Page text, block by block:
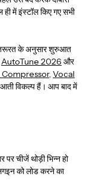
में इंस्टॉल किए गए सभी
के अनुसार शुरुआत
AutoTune 2026 और
, Vocal
विकल्प हैं। आप बाद में
चीजें थोड़ी भिन्न हो
को लोड करने का